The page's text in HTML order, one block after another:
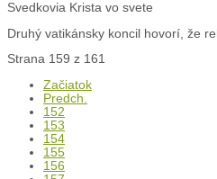
Svedkovia Krista vo svete
Druhý vatikánsky koncil hovorí, že
Strana 159 z 161
Začiatok
Predch.
152
153
154
155
156